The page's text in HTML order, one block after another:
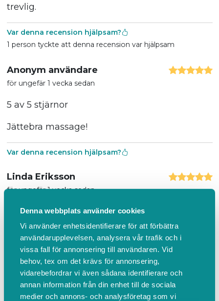
Denna webbplats använder cookies
Vi använder enhetsidentifierare för att förbättra
användarupplevelsen, analysera vår trafik och i
vissa fall för annonsering till användaren. Vid
behov, tex om det krävs för annonsering,
vidarebefordrar vi även sådana identifierare och
annan information från din enhet till de sociala
medier och annons- och analysföretag som vi
trevlig.
Var denna recension hjälpsam?
1 person tyckte att denna recension var hjälpsam
Anonym användare
för ungefär 1 vecka sedan
5 av 5 stjärnor
Jättebra massage!
Var denna recension hjälpsam?
Linda Eriksson
för ungefär 1 vecka sedan
5 av 5 stjärnor
Var denna recension hjälpsam?
Ann-Sofie Melkeraaen
för ungefär 1 vecka sedan
5 av 5 stjärnor